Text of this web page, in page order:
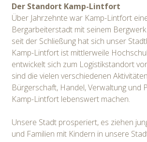
Der Standort Kamp-Lintfort
Über Jahrzehnte war Kamp-Lintfort
Bergarbeiterstadt mit seinem
seit der Schließung hat sich unser
Kamp-Lintfort ist mittlerweile
entwickelt sich zum Logistikstandort
sind die vielen verschiedenen
Bürgerschaft, Handel, Verwaltung und
Kamp-Lintfort lebenswert machen.
Unsere Stadt prosperiert, es ziehen
und Familien mit Kindern in unsere